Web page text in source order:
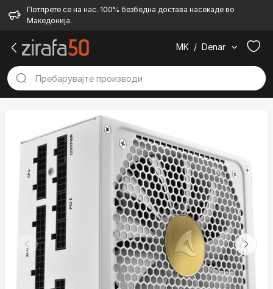
Потпрете се на нас. 100% безбедна достава насекаде во
Македонија.
MK / Denar